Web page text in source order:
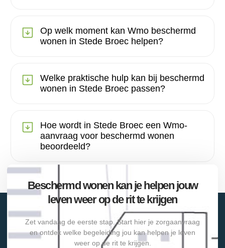
Op welk moment kan Wmo beschermd
wonen in Stede Broec helpen?
Welke praktische hulp kan bij beschermd
wonen in Stede Broec passen?
Hoe wordt in Stede Broec een Wmo-
aanvraag voor beschermd wonen
beoordeeld?
Beschermd wonen kan je helpen jouw
leven weer op de rit te krijgen
Zet vandaag de eerste stap. Start hier je zorgaanvraag
en ontdek welke begeleiding jou kan helpen je leven
weer op de rit te krijgen.